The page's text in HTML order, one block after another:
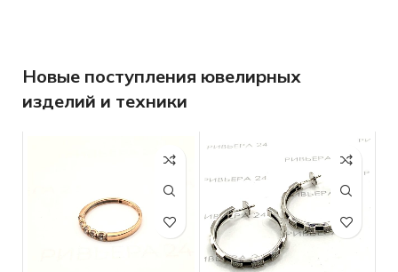
Новые поступления ювелирных
изделий и техники